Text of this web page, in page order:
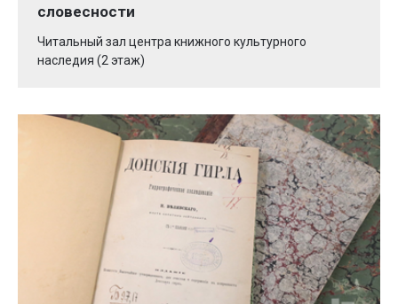
словесности
Читальный зал центра книжного культурного
наследия (2 этаж)